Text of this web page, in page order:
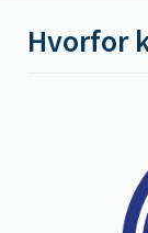
Hvorfor